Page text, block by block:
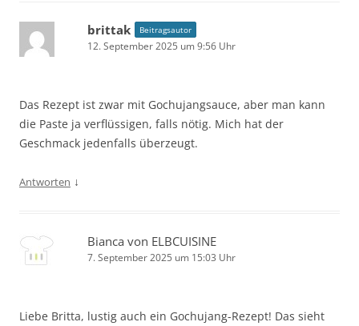
brittak Beitragsautor
12. September 2025 um 9:56 Uhr
Das Rezept ist zwar mit Gochujangsauce, aber man kann
die Paste ja verflüssigen, falls nötig. Mich hat der
Geschmack jedenfalls überzeugt.
Antworten ↓
Bianca von ELBCUISINE
7. September 2025 um 15:03 Uhr
Liebe Britta, lustig auch ein Gochujang-Rezept! Das sieht